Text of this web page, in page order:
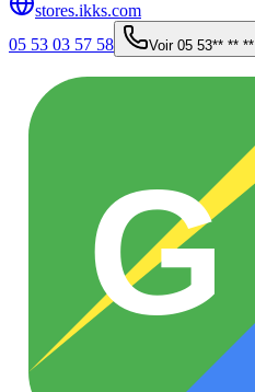
stores.ikks.com
05 53 03 57 58
Voir 05 53** ** **
G